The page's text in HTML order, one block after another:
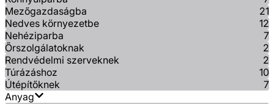
Mezőgazdaságba
21
Nedves környezetbe
12
Nehéziparba
7
Őrszolgálatoknak
2
Rendvédelmi szerveknek
2
Túrázáshoz
10
Útépítőknek
7
Anyag